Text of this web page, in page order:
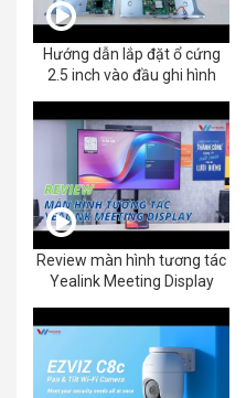
Hướng dẫn lắp đặt ổ cứng
2.5 inch vào đầu ghi hình
Review màn hình tương tác
Yealink Meeting Display